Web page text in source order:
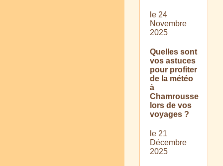
le 24
Novembre
2025
Quelles sont
vos astuces
pour profiter
de la météo
à
Chamrousse
lors de vos
voyages ?
le 21
Décembre
2025